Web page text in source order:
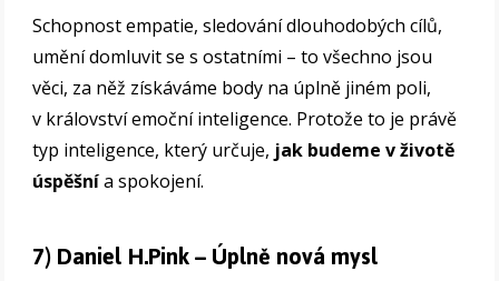
Schopnost empatie, sledování dlouhodobých cílů,
umění domluvit se s ostatními – to všechno jsou
věci, za něž získáváme body na úplně jiném poli,
v království emoční inteligence. Protože to je právě
typ inteligence, který určuje, jak budeme v životě
úspěšnía spokojení.
7) Daniel H.Pink – Úplně nová mysl